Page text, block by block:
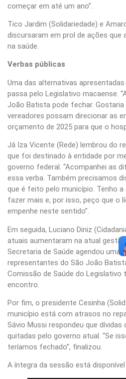
começar em até um ano”.
Tico Jardim (Solidariedade) e
discursaram em prol de ações que
na saúde.
Verbas públicas
Uma das alternativas apresentadas
passa pelo Legislativo macaense.
João Batista pode fechar.
vereadores possam direcionar as
orçamento de 2025 para que o
Já Iza Vicente (Rede) lembrou do
que foi destinado à entidade por
governo federal. “Acompanhei as
essa verba. Também precisamos
que é feito pelo município. Tenho
fazer mais e, por isso, peço que o
empenhe neste sentido”.
Em seguida, Luciano Diniz
atuais aumentaram na atual
Secretaria de Saúde agendou uma
representantes do São João
Comissão de Saúde do Legislativo
encontro.
Por fim, o presidente Cesinha
município está com atrasos no
Sávio Mussi respondeu que
quitadas pelo governo atual. “Se
teríamos fechado”, finalizou.
A íntegra da sessão está disponível